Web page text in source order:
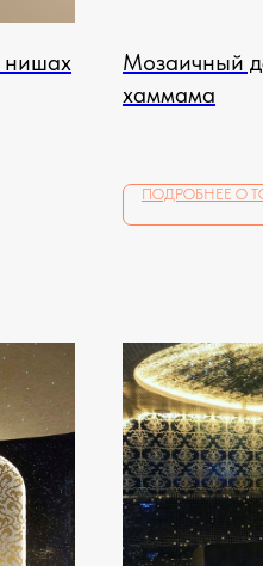
нишах
Мозаичный
хаммама
ПОДРОБНЕЕ О